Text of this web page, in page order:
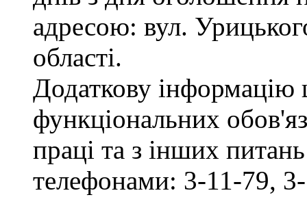
адресою: вул.
області.
Додаткову
функціональних
праці та з інших
телефонами: 3-11-79,